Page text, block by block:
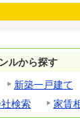
ルから探す
新築一戸建て
検索 家賃